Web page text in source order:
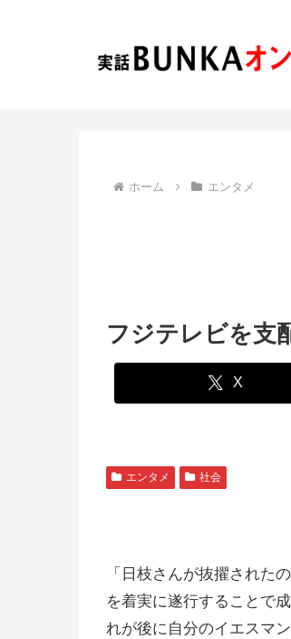
ホーム エンタメ
フジテレビを支
X
エンタメ 社会
「日枝さんが抜擢された
を着実に遂行することで
れが後に自分のイエスマ